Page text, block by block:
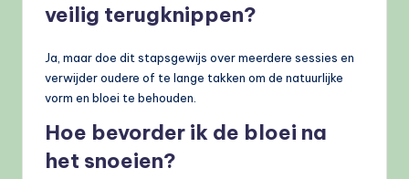
veilig terugknippen?
Ja, maar doe dit stapsgewijs over meerdere sessies en
verwijder oudere of te lange takken om de natuurlijke
vorm en bloei te behouden.
Hoe bevorder ik de bloei na
het snoeien?